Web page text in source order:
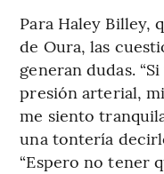
Para Haley Billey,
de Oura, las
generan dudas.
presión arterial,
me siento
una tontería
“Espero no tener